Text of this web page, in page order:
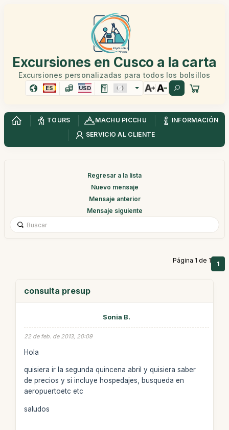
Excursiones en Cusco a la carta
Excursiones personalizadas para todos los bolsillos
ES USD
TOURS MACHU PICCHU
INFORMACIÓN
SERVICIO AL CLIENTE
Regresar a la lista
Nuevo mensaje
Mensaje anterior
Mensaje siguiente
Página 1 de 1 1
consulta presup
Sonia B.
22 de feb. de 2013, 20:09
Hola
quisiera ir la segunda quincena abril y quisiera saber
de precios y si incluye hospedajes, busqueda en
aeropuertoetc etc
saludos